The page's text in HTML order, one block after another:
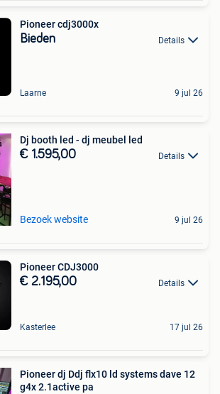
Pioneer cdj3000x
Bieden Details
Laarne 9 jul 26
Dj booth led - dj meubel led
€ 1.595,00 Details
Bezoek website 9 jul 26
Pioneer CDJ3000
€ 2.195,00 Details
Kasterlee 17 jul 26
Pioneer dj Ddj flx10 ld systems dave 12
g4x 2.1active pa